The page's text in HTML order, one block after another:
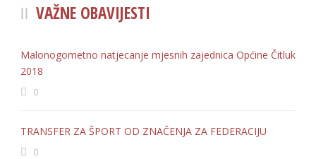
VAŽNE OBAVIJESTI
Malonogometno natjecanje mjesnih zajednica Općine Čitluk
2018
0
TRANSFER ZA ŠPORT OD ZNAČENJA ZA FEDERACIJU
0